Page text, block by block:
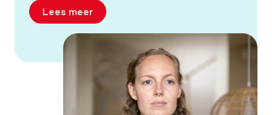
Lees meer